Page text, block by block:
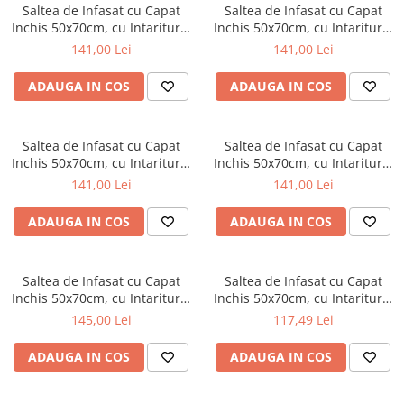
Olite tip scaunel simple
Reductoare antiderapante
Reductoare moi
Seturi cadite 86 cm
Seturi cadite anatomice
Suporti anatomici plastic
Suporti anatomici textili
Mese de infasat pliabile
Mese de infasat Ultra Light 50x70
Patuturi pliabile
Tampoane postnatale
Tampoane si protectii silicon
pentru san
Saltea de Infasat cu Capat
Inchis 50x70cm, cu Intaritura,
Suprafata Moale, Sistem Anti-
albastru, 201-002-160
141,00 Lei
ADAUGA IN COS
Saltea de Infasat cu Capat
Inchis 50x70cm, cu Intaritura,
Suprafata Moale, Sistem Anti-
201-903-100
141,00 Lei
ADAUGA IN COS
Saltea de Infasat cu Capat
Inchis 50x70cm, cu Intaritura,
Suprafata Moale, Sistem Anti-
Bear, 201-004-100
141,00 Lei
ADAUGA IN COS
Saltea de Infasat cu Capat
Inchis 50x70cm, cu Intaritura,
Suprafata Moale, Sistem Anti-
Iepuras 201-068-260
141,00 Lei
ADAUGA IN COS
Saltea de Infasat cu Capat
Inchis 50x70cm, cu Intaritura,
Suprafata Moale, Sistem Anti-
Bursuc, 201-000-636
145,00 Lei
ADAUGA IN COS
Saltea de Infasat cu Capat
Inchis 50x70cm, cu Intaritura,
Suprafata Moale, Sistem Anti-
201-101-555
117,49 Lei
ADAUGA IN COS